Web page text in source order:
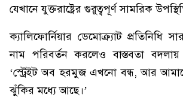
যেখানে যুক্তরাষ্ট্রের গুরুত্বপূর্ণ সামরিক
ক্যালিফোর্নিয়ার ডেমোক্র্যাট প্রতিনিধি
নাম পরিবর্তন করলেও বাস্তবতা
‘স্ট্রেইট অব হরমুজ এখনো বন্ধ, আর
ঝুঁকির মধ্যে আছে।’